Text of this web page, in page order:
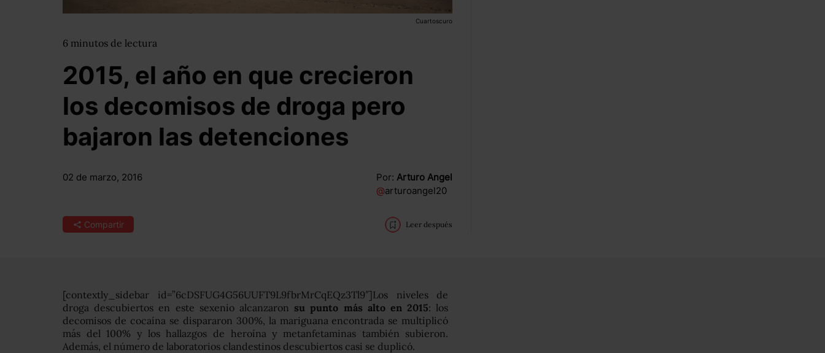
Cuartoscuro
6 minutos de lectura
2015, el año en que crecieron
los decomisos de droga pero
bajaron las detenciones
02 de marzo, 2016 Por: Arturo Angel
@arturoangel20
Compartir Leer después
[contextly_sidebar id=”6cDSFUG4G56UUFT9L9fbrMrCqEQz3Tl9″]Los niveles de
droga descubiertos en este sexenio alcanzaron su punto más alto en 2015: los
decomisos de cocaína se dispararon 300%, la mariguana encontrada se multiplicó
más del 100% y los hallazgos de heroína y metanfetaminas también subieron.
Además, el número de laboratorios clandestinos descubiertos casi se duplicó.